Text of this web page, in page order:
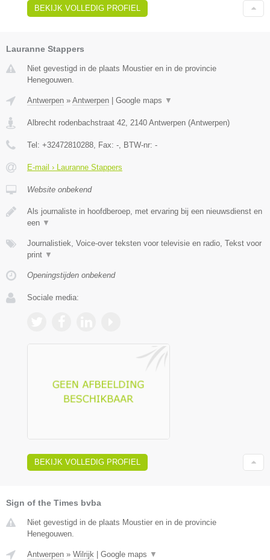
BEKIJK VOLLEDIG PROFIEL
Lauranne Stappers
Niet gevestigd in de plaats Moustier en in de provincie
Henegouwen.
Antwerpen » Antwerpen Google maps ▼
Albrecht rodenbachstraat 42, 2140 Antwerpen (Antwerpen)
Tel: +32472810288, Fax: -, BTW-nr: -
E-mail › Lauranne Stappers
Website onbekend
Als journaliste in hoofdberoep, met ervaring bij een nieuwsdienst en
een ▼
Journalistiek, Voice-over teksten voor televisie en radio, Tekst voor
print ▼
Openingstijden onbekend
Sociale media:
BEKIJK VOLLEDIG PROFIEL
Sign of the Times bvba
Niet gevestigd in de plaats Moustier en in de provincie
Henegouwen.
Antwerpen » Wilrijk Google maps ▼